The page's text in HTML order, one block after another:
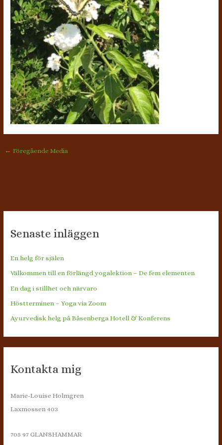
← Föregående Media
Senaste inläggen
En helg för själen
Välkommen till en förlängd yogalektion – De fem elementen
En dag i stillhet och närvaro
Höstterminen – Yoga via Zoom
Ayurvedisk helg på Båsenberga Hotell & Konferens
Kontakta mig
Marie-Louise Holmgren
Laxmossen 403
705 97 GLANSHAMMAR